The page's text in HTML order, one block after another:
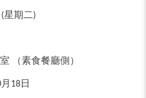
期二)
素食餐廳側）
18日